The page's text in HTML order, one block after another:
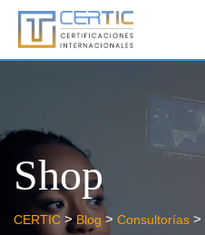
Shop
CERTIC >Blog > Consultorías >